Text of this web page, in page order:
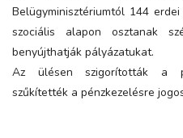
Belügyminisztériumtól 144
szociális alapon osztanak
benyújthatják pályázatukat.
Az ülésen szigorították a
szűkítették a pénzkezelésre